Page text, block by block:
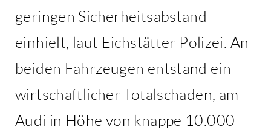
geringen Sicherheitsabstand
einhielt, laut Eichstätter Polizei. An
beiden Fahrzeugen entstand ein
wirtschaftlicher Totalschaden, am
Audi in Höhe von knappe 10.000